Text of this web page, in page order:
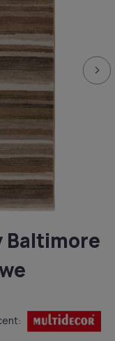
Baltimore